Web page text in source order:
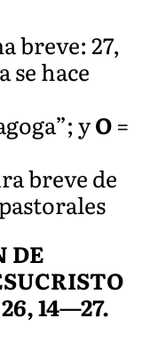
breve: 27,
se hace
yO=
breve de
DE
14—27.